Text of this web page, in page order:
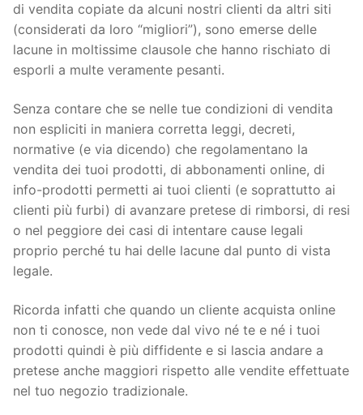
di vendita copiate da alcuni nostri clienti da altri siti
(considerati da loro “migliori”), sono emerse delle
lacune in moltissime clausole che hanno rischiato di
esporli a multe veramente pesanti.
Senza contare che se nelle tue condizioni di vendita
non espliciti in maniera corretta leggi, decreti,
normative (e via dicendo) che regolamentano la
vendita dei tuoi prodotti, di abbonamenti online, di
info-prodotti permetti ai tuoi clienti (e soprattutto ai
clienti più furbi) di avanzare pretese di rimborsi, di resi
o nel peggiore dei casi di intentare cause legali
proprio perché tu hai delle lacune dal punto di vista
legale.
Ricorda infatti che quando un cliente acquista online
non ti conosce, non vede dal vivo né te e né i tuoi
prodotti quindi è più diffidente e si lascia andare a
pretese anche maggiori rispetto alle vendite effettuate
nel tuo negozio tradizionale.